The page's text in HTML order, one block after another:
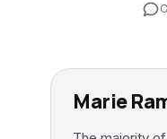
Marie